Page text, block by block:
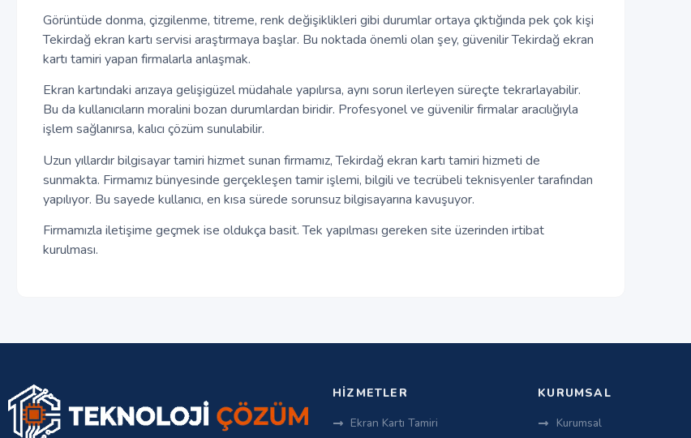
Görüntüde donma, çizgilenme, titreme, renk değişiklikleri gibi durumlar ortaya çıktığında pek çok kişi
Tekirdağ ekran kartı servisi araştırmaya başlar. Bu noktada önemli olan şey, güvenilir Tekirdağ ekran
kartı tamiri yapan firmalarla anlaşmak.
Ekran kartındaki arızaya gelişigüzel müdahale yapılırsa, aynı sorun ilerleyen süreçte tekrarlayabilir.
Bu da kullanıcıların moralini bozan durumlardan biridir. Profesyonel ve güvenilir firmalar aracılığıyla
işlem sağlanırsa, kalıcı çözüm sunulabilir.
Uzun yıllardır bilgisayar tamiri hizmet sunan firmamız, Tekirdağ ekran kartı tamiri hizmeti de
sunmakta. Firmamız bünyesinde gerçekleşen tamir işlemi, bilgili ve tecrübeli teknisyenler tarafından
yapılıyor. Bu sayede kullanıcı, en kısa sürede sorunsuz bilgisayarına kavuşuyor.
Firmamızla iletişime geçmek ise oldukça basit. Tek yapılması gereken site üzerinden irtibat
kurulması.
HIZMETLER
Ekran Kartı Tamiri
KURUMSAL
Kurumsal